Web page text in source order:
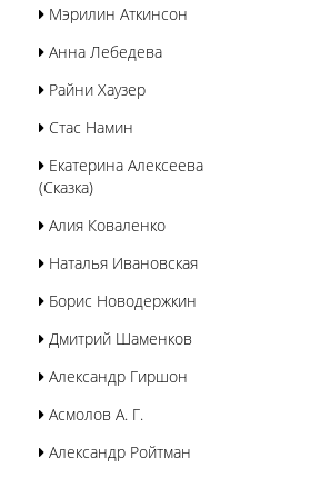
Мэрилин Аткинсон
Анна Лебедева
Райни Хаузер
Стас Намин
Екатерина Алексеева
(Сказка)
Алия Коваленко
Наталья Ивановская
Борис Новодержкин
Дмитрий Шаменков
Александр Гиршон
Асмолов А. Г.
Александр Ройтман